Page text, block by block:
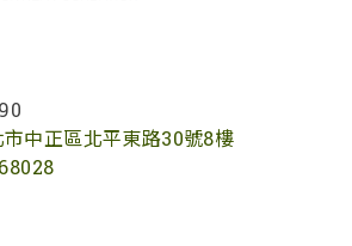
市中正區北平東路30號8樓